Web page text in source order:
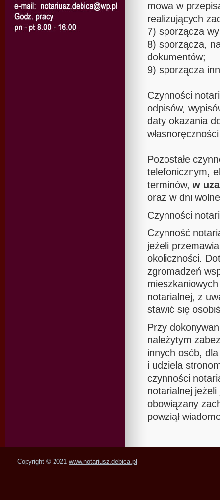
mowa w
realizujących
7) sporządza
8) sporządza,
dokumentów;
9) sporządza
Czynności
odpisów,
daty okazania
Pozostałe
telefonicznym,
terminów, w
oraz w dni
Czynności
Czynność
jeżeli
okoliczności.
zgromadzeń
notarialnej, z
stawić się
Przy
należytym
innych osób,
i udziela
czynności
notarialnej
obowiązany
powziął
Copyright © 2021 www.notariusz.debica.pl